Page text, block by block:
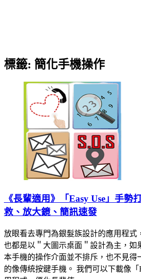
標籤: 簡化手機操作
《長輩適用》「Easy Use」手勢
救、放大鏡、簡訊速發
放眼看去專門為銀髮族設計的應用程式
也都是以＂大圖示桌面＂設計為主，如
本手機的操作介面並不排斥，也不見得
的像傳統按鍵手機。 我們可以下載像「